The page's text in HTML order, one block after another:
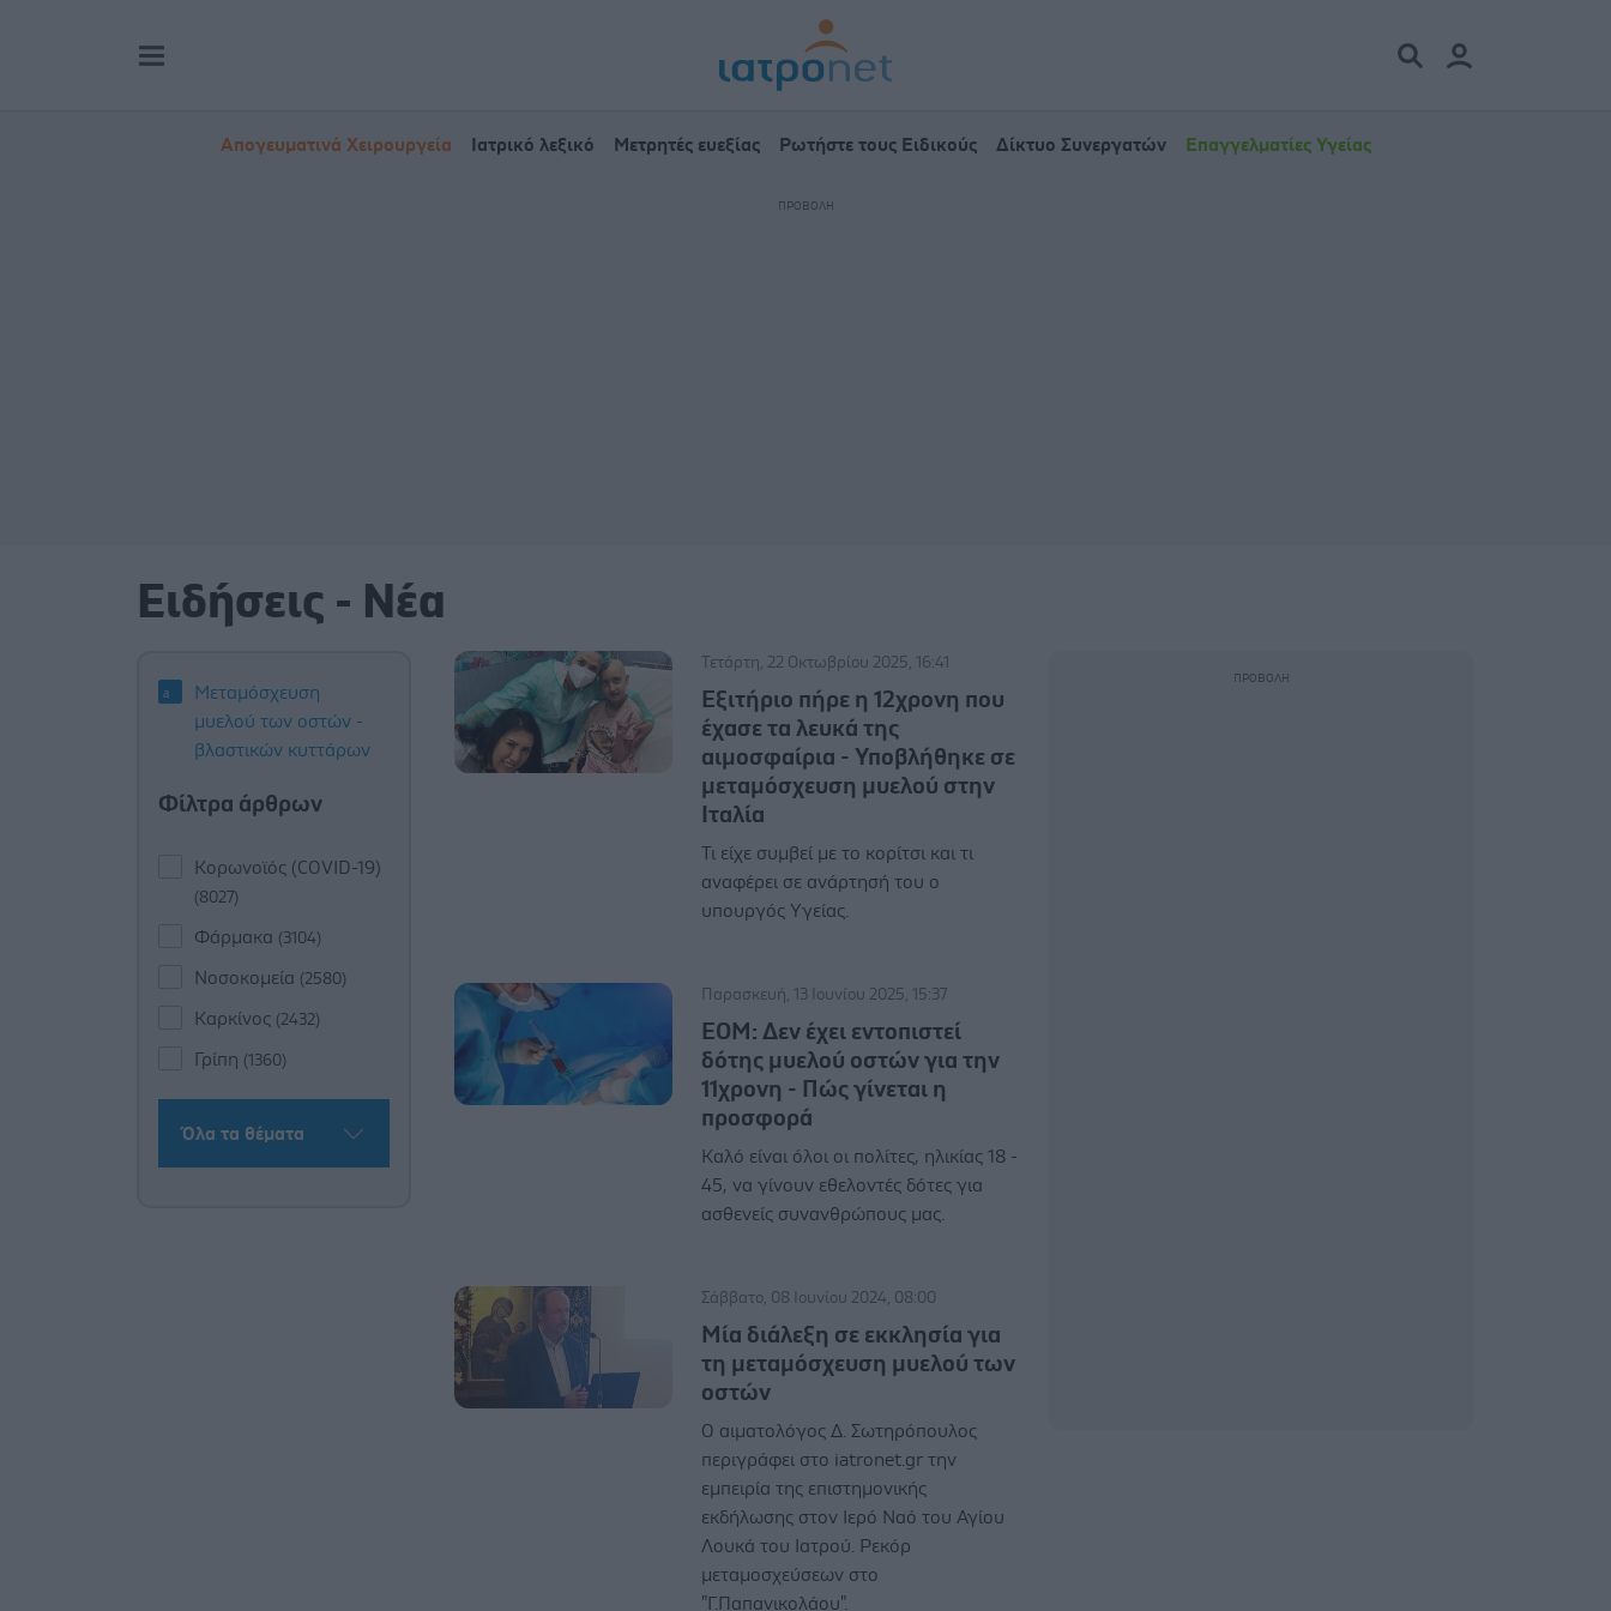
Απογευματινά Χειρουργεία Ιατρικό λεξικό Μετρητές ευεξίας Ρωτήστε τους Ειδικούς Δίκτυο Συνεργατών Επαγγελματίες Υγείας
Ειδήσεις - Νέα
Μεταμόσχευση
μυελού των οστών -
βλαστικών κυττάρων
Φίλτρα άρθρων
Κορωνοϊός (COVID-19)
(8027)
Φάρμακα (3104)
Νοσοκομεία (2580)
Καρκίνος (2432)
Γρίπη (1360)
Όλα τα θέματα
Τετάρτη, 22 Οκτωβρίου 2025, 16:41
Εξιτήριο πήρε η 12χρονη που
έχασε τα λευκά της
αιμοσφαίρια - Υποβλήθηκε σε
μεταμόσχευση μυελού στην
Ιταλία
Τι είχε συμβεί με το κορίτσι και τι
αναφέρει σε ανάρτησή του ο
υπουργός Υγείας.
Παρασκευή, 13 Ιουνίου 2025, 15:37
ΕΟΜ: Δεν έχει εντοπιστεί
δότης μυελού οστών για την
11χρονη - Πώς γίνεται η
προσφορά
Καλό είναι όλοι οι πολίτες, ηλικίας 18 -
45, να γίνουν εθελοντές δότες για
ασθενείς συνανθρώπους μας.
Σάββατο, 08 Ιουνίου 2024, 08:00
Μία διάλεξη σε εκκλησία για
τη μεταμόσχευση μυελού των
οστών
Ο αιματολόγος Δ. Σωτηρόπουλος
περιγράφει στο iatronet.gr την
εμπειρία της επιστημονικής
εκδήλωσης στον Ιερό Ναό του Αγίου
Λουκά του Ιατρού. Ρεκόρ
μεταμοσχεύσεων στο
"Γ.Παπανικολάου".